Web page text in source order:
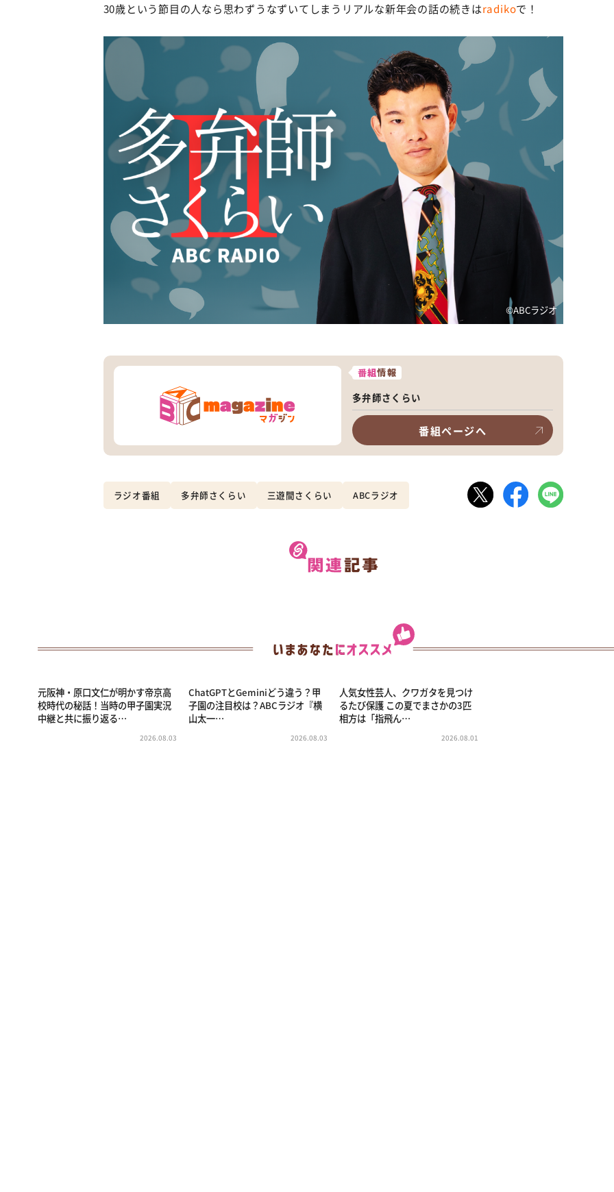
30歳という節目の人なら思わずうなずいてしまうリアルな新年会の話の続きはradikoで！
©️ABCラジオ
番組情報
多弁師さくらい
番組ページへ
ラジオ番組 多弁師さくらい 三遊間さくらい ABCラジオ
元阪神・原口文仁が明かす帝京高
校時代の秘話！当時の甲子園実況
中継と共に振り返る…
2026.08.03
ChatGPTとGeminiどう違う？甲
子園の注目校は？ABCラジオ『横
山太一…
2026.08.03
人気女性芸人、クワガタを見つけ
るたび保護 この夏でまさかの3匹
相方は「指飛ん…
2026.08.01